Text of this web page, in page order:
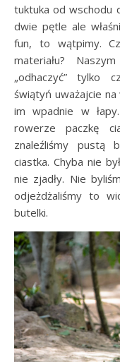
tuktuka od wschodu
dwie pętle ale
fun, to wątpimy.
materiału?
„odhaczyć” tylko
świątyń uważajcie
im wpadnie w
rowerze paczkę
znaleźliśmy pustą
ciastka. Chyba nie
nie zjadły. Nie
odjeżdżaliśmy to
butelki.